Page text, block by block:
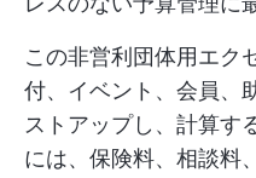
この非営利団体用エク
付、イベント、会員、
ストアップし、計算す
には、保険料、相談料